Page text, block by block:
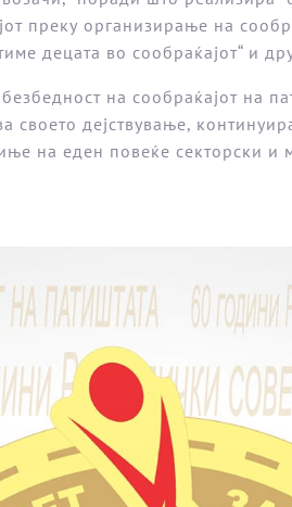
преку организирање на
децата во сообраќајот“ и
на сообраќајот на
своето дејствување,
на еден повеќе секторски и